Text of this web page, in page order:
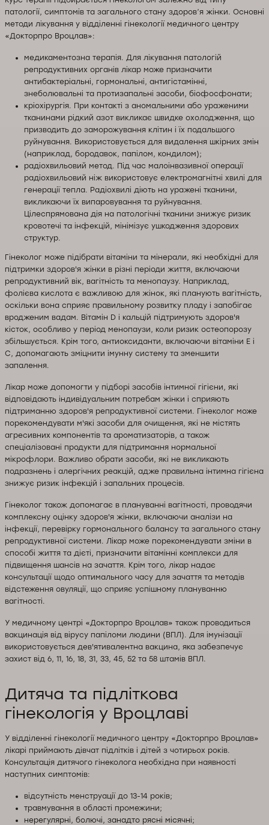
патології, симптомів та загального стану здоров’я жінки. Основні
методи лікування у відділенні гінекології медичного центру
«Докторпро Вроцлав»:
медикаментозна терапія. Для лікування патологій
репродуктивних органів лікар може призначити
антибактеріальні, гормональні, антигістамінні,
знеболювальні та протизапальні засоби, біофосфонати;
кріохірургія. При контакті з аномальними або ураженими
тканинами рідкий азот викликає швидке охолодження, що
призводить до заморожування клітин і їх подальшого
руйнування. Використовується для видалення шкірних змін
(наприклад, бородавок, папілом, кондилом);
радіохвильовий метод. Під час малоінвазивної операції
радіохвильовий ніж використовує електромагнітні хвилі для
генерації тепла. Радіохвилі діють на уражені тканини,
викликаючи їх випаровування та руйнування.
Цілеспрямована дія на патологічні тканини знижує ризик
кровотечі та інфекцій, мінімізує ушкодження здорових
структур.
Гінеколог може підібрати вітаміни та мінерали, які необхідні для
підтримки здоров'я жінки в різні періоди життя, включаючи
репродуктивний вік, вагітність та менопаузу. Наприклад,
фолієва кислота є важливою для жінок, які планують вагітність,
оскільки вона сприяє правильному розвитку плоду і запобігає
вродженим вадам. Вітамін D і кальцій підтримують здоров'я
кісток, особливо у період менопаузи, коли ризик остеопорозу
збільшується. Крім того, антиоксиданти, включаючи вітаміни E і
C, допомагають зміцнити імунну систему та зменшити
запалення.
Лікар може допомогти у підборі засобів інтимної гігієни, які
відповідають індивідуальним потребам жінки і сприяють
підтриманню здоров'я репродуктивної системи. Гінеколог може
порекомендувати м'які засоби для очищення, які не містять
агресивних компонентів та ароматизаторів, а також
спеціалізовані продукти для підтримання нормальної
мікрофлори. Важливо обрати засоби, які не викликають
подразнень і алергічних реакцій, адже правильна інтимна гігієна
знижує ризик інфекцій і запальних процесів.
Гінеколог також допомагає в плануванні вагітності, проводячи
комплексну оцінку здоров'я жінки, включаючи аналізи на
інфекції, перевірку гормонального балансу та загального стану
репродуктивної системи. Лікар може порекомендувати зміни в
способі життя та дієті, призначити вітамінні комплекси для
підвищення шансів на зачаття. Крім того, лікар надає
консультації щодо оптимального часу для зачаття та методів
відстеження овуляції, що сприяє успішному плануванню
вагітності.
У медичному центрі «Докторпро Вроцлав» також проводиться
вакцинація від вірусу папіломи людини (ВПЛ). Для імунізації
використовується дев'ятивалентна вакцина, яка забезпечує
захист від 6, 11, 16, 18, 31, 33, 45, 52 та 58 штамів ВПЛ.
Дитяча та підліткова
гінекологія у Вроцлаві
У відділенні гінекології медичного центру «Докторпро Вроцлав»
лікарі приймають дівчат підлітків і дітей з чотирьох років.
Консультація дитячого гінеколога необхідна при наявності
наступних симптомів:
відсутність менструації до 13-14 років;
травмування в області промежини;
нерегулярні, болючі, занадто рясні місячні;